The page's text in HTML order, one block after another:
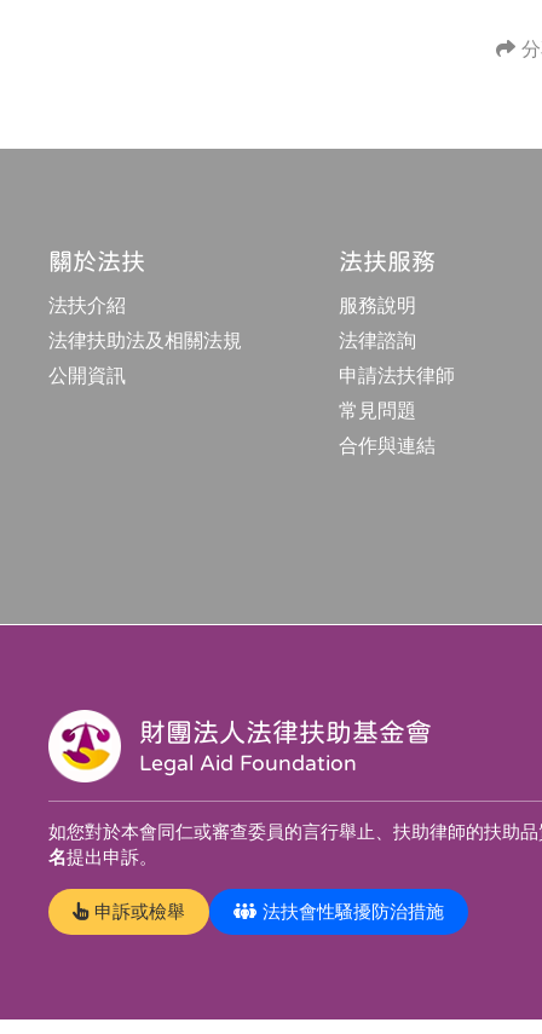
關於法扶
法扶介紹
法律扶助法及相關法規
公開資訊
法扶服務
服務說明
法律諮詢
申請法扶律師
常見問題
合作與連結
財團法人法律扶助基金會
Legal Aid Foundation
如您對於本會同仁或審查委員的言行舉止、扶助律師的扶助
名提出申訴。
申訴或檢舉 法扶會性騷擾防治措施